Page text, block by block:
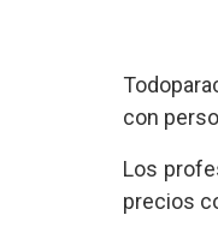
con
Los
precios